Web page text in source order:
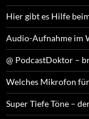
Hier gibt es Hilfe
Audio-Aufnahme im
@ PodcastDoktor –
Welches Mikrofon
Super Tiefe Töne –